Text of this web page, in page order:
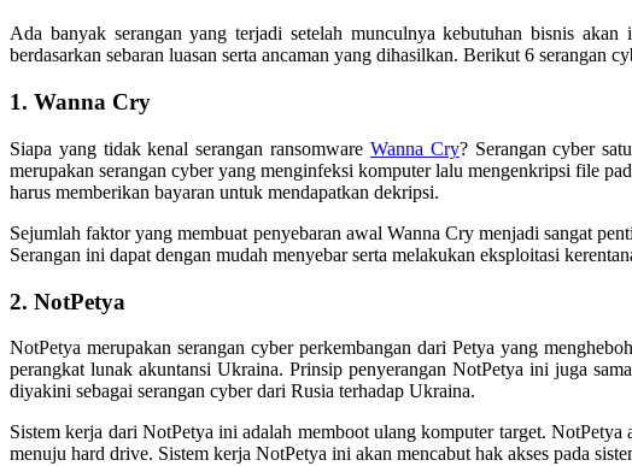
Ada banyak serangan yang terjadi setelah munculnya kebutuhan bisnis
berdasarkan sebaran luasan serta ancaman yang dihasilkan. Berikut 6 serangan
1. Wanna Cry
Siapa yang tidak kenal serangan ransomware Wanna Cry? Serangan cyber
merupakan serangan cyber yang menginfeksi komputer lalu mengenkripsi file
harus memberikan bayaran untuk mendapatkan dekripsi.
Sejumlah faktor yang membuat penyebaran awal Wanna Cry menjadi sangat
Serangan ini dapat dengan mudah menyebar serta melakukan eksploitasi
2. NotPetya
NotPetya merupakan serangan cyber perkembangan dari Petya yang
perangkat lunak akuntansi Ukraina. Prinsip penyerangan NotPetya ini juga
diyakini sebagai serangan cyber dari Rusia terhadap Ukraina.
Sistem kerja dari NotPetya ini adalah memboot ulang komputer target.
menuju hard drive. Sistem kerja NotPetya ini akan mencabut hak akses pada